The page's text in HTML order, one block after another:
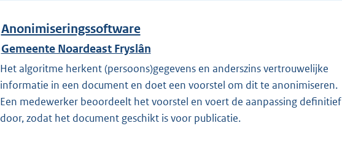
Anonimiseringssoftware
Gemeente Noardeast Fryslân
Het algoritme herkent (persoons)gegevens en anderszins vertrouwelijke
informatie in een document en doet een voorstel om dit te anonimiseren.
Een medewerker beoordeelt het voorstel en voert de aanpassing definitief
door, zodat het document geschikt is voor publicatie.